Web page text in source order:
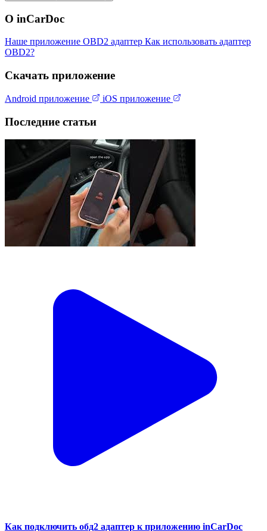
О inCarDoc
Наше приложение OBD2 адаптер Как использовать адаптер
OBD2?
Скачать приложение
Android приложение iOS приложение
Последние статьи
Как подключить обд2 адаптер к приложению inCarDoc